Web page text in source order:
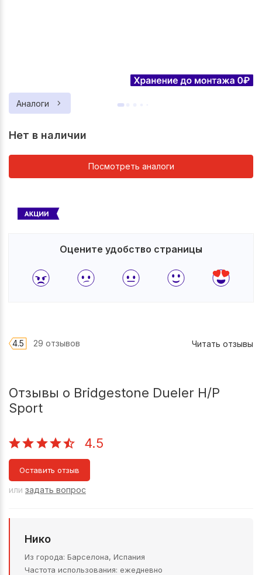
Аналоги
Нет в наличии
Посмотреть аналоги
Оцените удобство страницы
4.5 29 отзывов Читать отзывы
Отзывы о Bridgestone Dueler H/P
Sport
4.5
Оставить отзыв
или задать вопрос
Нико
Из города Барселона, Испания
Частота использования ежедневно